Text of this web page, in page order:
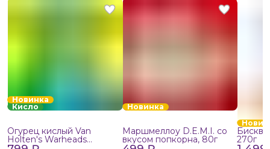
Новинка
Кисло
Огурец кислый Van
Holten's Warheads
Новинка
Маршмеллоу D.E.M.I. со
вкусом попкорна, 80г 270г